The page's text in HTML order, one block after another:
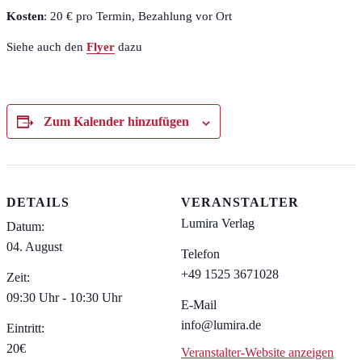
Kosten: 20 € pro Termin, Bezahlung vor Ort
Siehe auch den Flyer dazu
Zum Kalender hinzufügen
DETAILS
Datum:
04. August
Zeit:
09:30 Uhr - 10:30 Uhr
Eintritt:
20€
VERANSTALTER
Lumira Verlag
Telefon
+49 1525 3671028
E-Mail
info@lumira.de
Veranstalter-Website anzeigen